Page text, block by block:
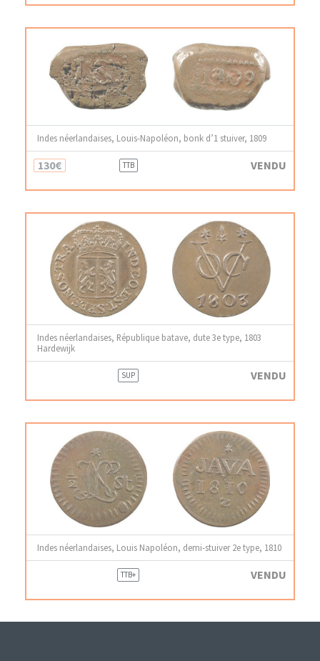
Indes néerlandaises, Louis-Napoléon, bonk d’1 stuiver, 1809
130€ TTB VENDU
Indes néerlandaises, République batave, dute 3e type, 1803
Hardewijk
SUP VENDU
Indes néerlandaises, Louis Napoléon, demi-stuiver 2e type, 1810
TTB+ VENDU